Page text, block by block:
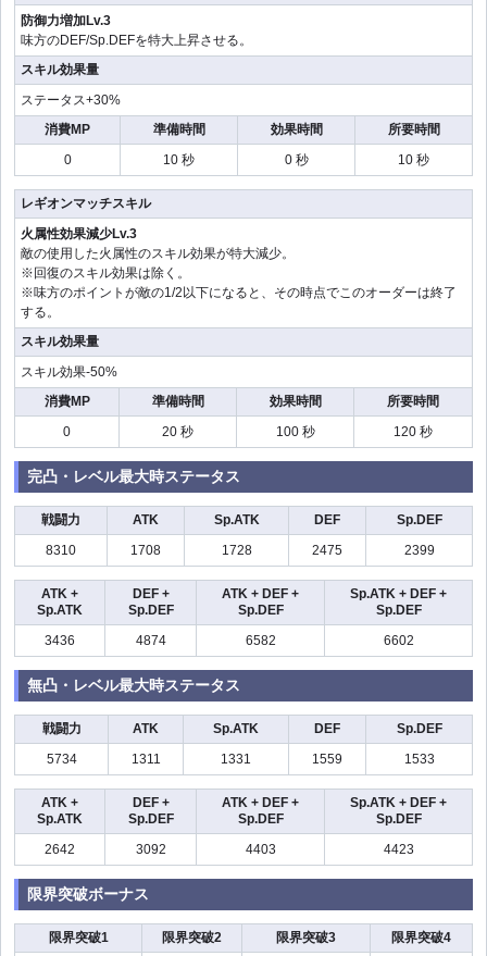
防御力増加Lv.3
味方のDEF/Sp.DEFを特大上昇させる。
スキル効果量
ステータス+30%
消費MP
準備時間 効果時間
所要時間
0
10 秒 0 秒 10 秒
レギオンマッチスキル
火属性効果減少Lv.3
敵の使用した火属性のスキル効果が特大減少。
※回復のスキル効果は除く。
※味方のポイントが敵の1/2以下になると、その時点でこのオーダーは終了
する。
スキル効果量
スキル効果-50%
消費MP
準備時間 効果時間
所要時間
0
20 秒 100 秒 120 秒
完凸・レベル最大時ステータス
戦闘力 ATK Sp.ATK DEF
Sp.DEF
8310
1708 1728 2475 2399
ATK +
Sp.ATK
DEF +
Sp.DEF
ATK + DEF +
Sp.DEF
Sp.ATK + DEF +
Sp.DEF
3436
4874 6582 6602
無凸・レベル最大時ステータス
戦闘力 ATK Sp.ATK DEF
Sp.DEF
5734
1311 1331 1559 1533
ATK +
Sp.ATK
DEF +
Sp.DEF
ATK + DEF +
Sp.DEF
Sp.ATK + DEF +
Sp.DEF
2642
3092 4403 4423
限界突破ボーナス
限界突破1 限界突破2 限界突破3
限界突破4